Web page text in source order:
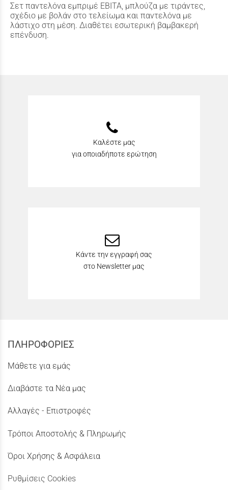
Σετ παντελόνα εμπριμέ ΕΒΙΤΑ, μπλούζα με τιράντες,
σχέδιο με βολάν στο τελείωμα και παντελόνα με
λάστιχο στη μέση. Διαθέτει εσωτερική βαμβακερή
επένδυση.
Καλέστε μας
για οποιαδήποτε ερώτηση
Κάντε την εγγραφή σας
στο Newsletter μας
ΠΛΗΡΟΦΟΡΙΕΣ
Μάθετε για εμάς
Διαβάστε τα Νέα μας
Αλλαγές - Επιστροφές
Τρόποι Αποστολής & Πληρωμής
Όροι Χρήσης & Ασφάλεια
Ρυθμίσεις Cookies